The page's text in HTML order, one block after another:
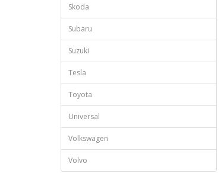
Skoda
Subaru
Suzuki
Tesla
Toyota
Universal
Volkswagen
Volvo